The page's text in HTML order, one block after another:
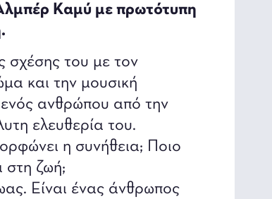
Καμύ με πρωτότυπη
σχέσης του με τον
και την μουσική
ενός ανθρώπου από την
ελευθερία του.
η συνήθεια; Ποιο
στη ζωή;
Είναι ένας άνθρωπος